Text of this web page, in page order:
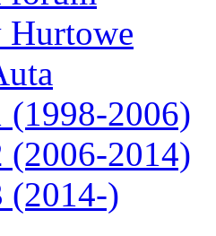
Hurtowe
2006)
2014)
(2014-)